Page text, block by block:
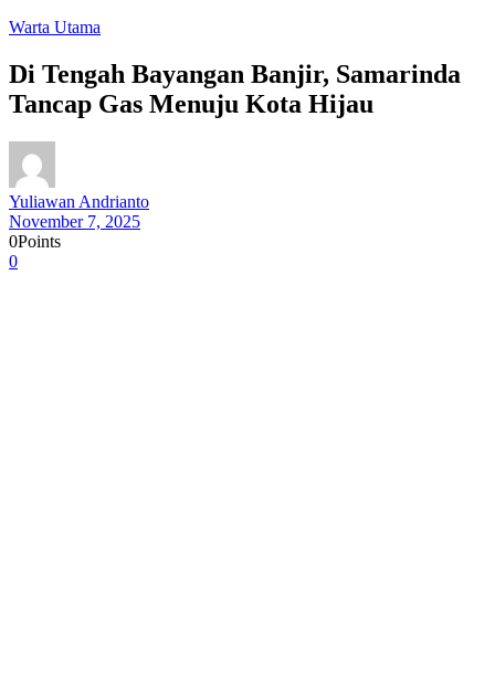
Warta Utama
Di Tengah Bayangan Banjir, Samarinda
Tancap Gas Menuju Kota Hijau
Yuliawan Andrianto
November 7, 2025
0Points
0